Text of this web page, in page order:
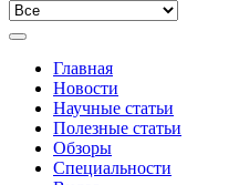
Главная
Новости
Научные статьи
Полезные статьи
Обзоры
Специальности